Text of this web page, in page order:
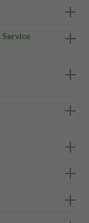
Service